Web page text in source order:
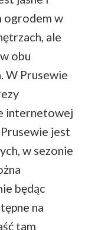
ogrodem w
ale
obu
W Prusewie
internetowej
jest
w sezonie
będąc
na
tam